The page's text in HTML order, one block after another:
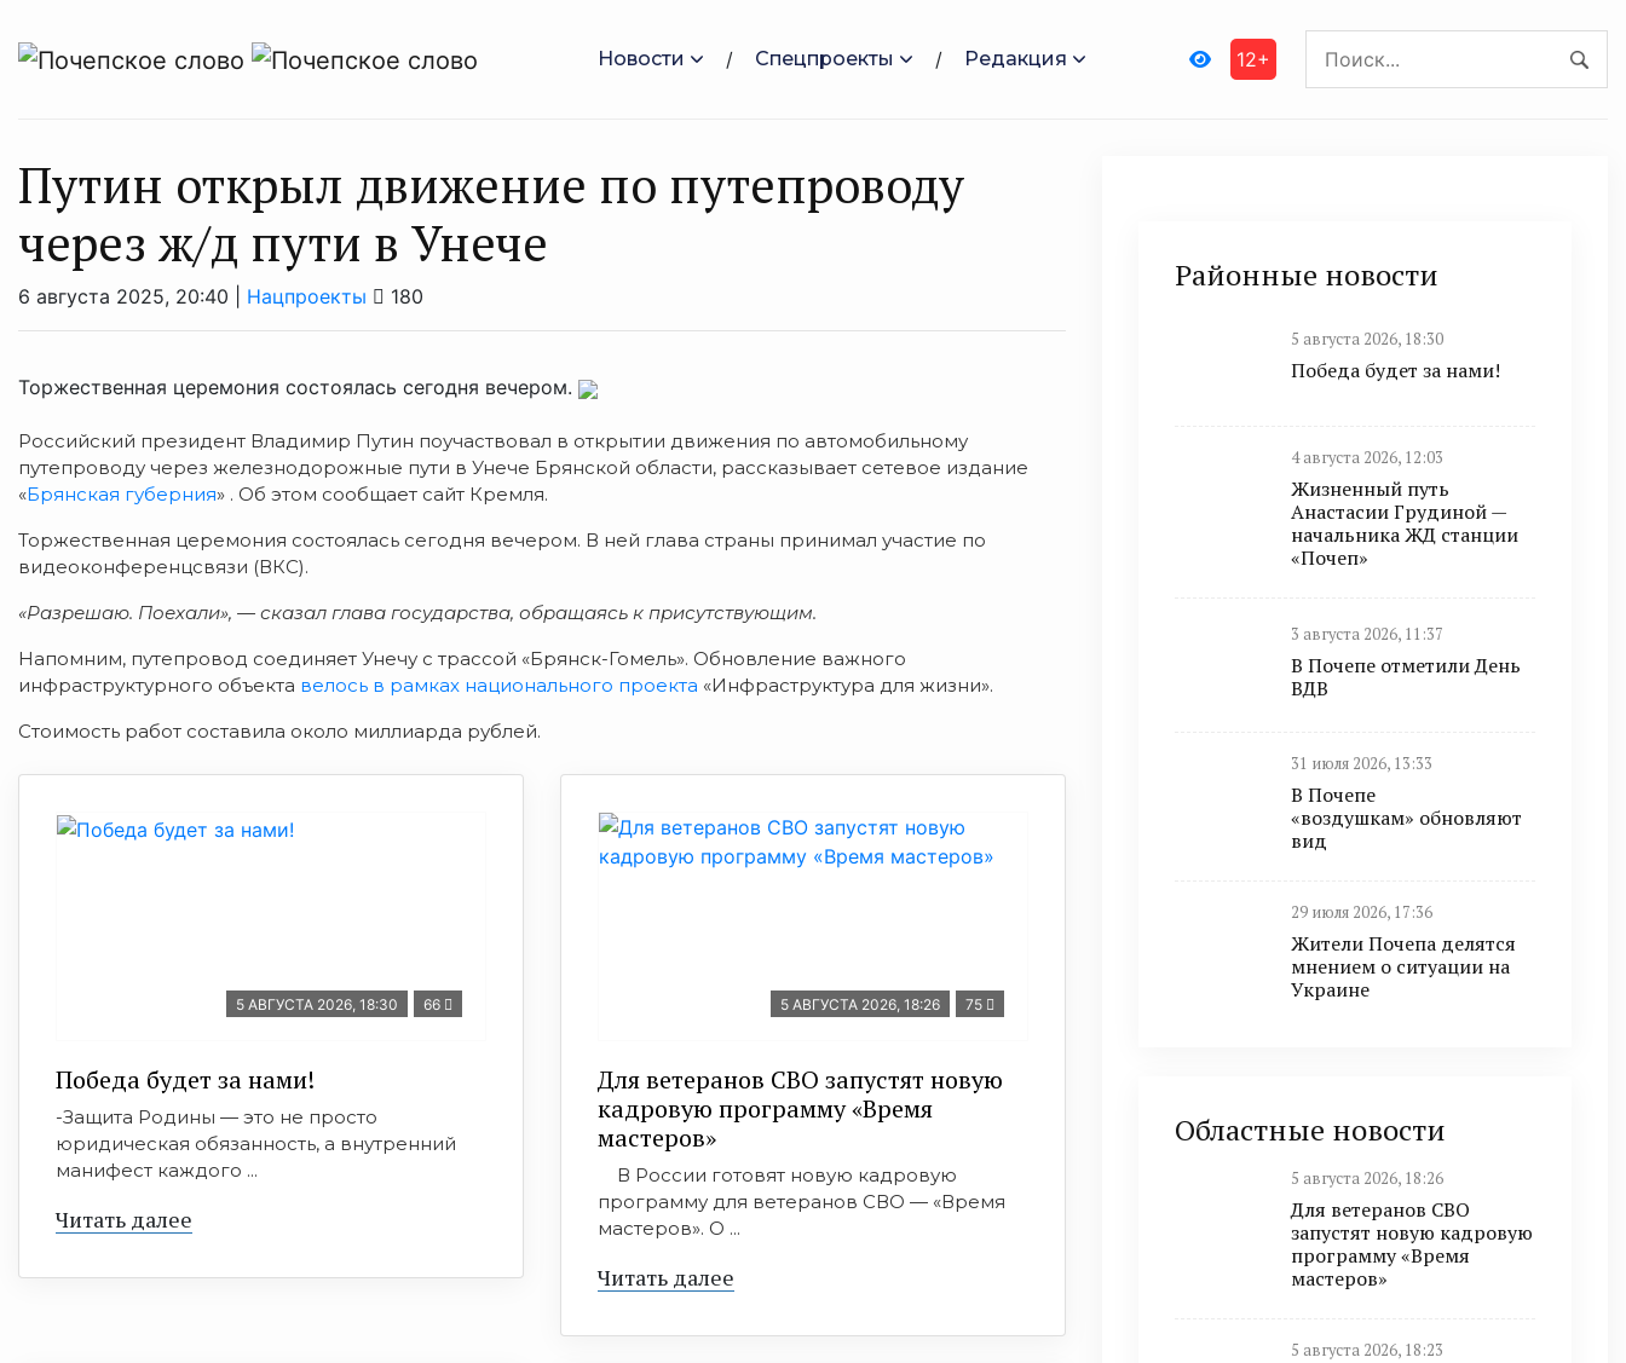
Новости Спецпроекты Редакция 12+
Путин открыл движение по путепроводу
через ж/д пути в Унече
6 августа 2025, 20:40 | Нацпроекты 180
Торжественная церемония состоялась сегодня вечером.
Российский президент Владимир Путин поучаствовал в открытии движения по автомобильному
путепроводу через железнодорожные пути в Унече Брянской области, рассказывает сетевое издание
«Брянская губерния» . Об этом сообщает сайт Кремля.
Торжественная церемония состоялась сегодня вечером. В ней глава страны принимал участие по
видеоконференцсвязи (ВКС).
«Разрешаю. Поехали», — сказал глава государства, обращаясь к присутствующим.
Напомним, путепровод соединяет Унечу с трассой «Брянск-Гомель». Обновление важного
инфраструктурного объекта велось в рамках национального проекта «Инфраструктура для жизни».
Стоимость работ составила около миллиарда рублей.
5 АВГУСТА 2026, 18:30 66
Победа будет за нами!
-Защита Родины — это не просто
юридическая обязанность, а внутренний
манифест каждого ...
Читать далее
5 АВГУСТА 2026, 18:26 75
Для ветеранов СВО запустят новую
кадровую программу «Время
мастеров»
В России готовят новую кадровую
программу для ветеранов СВО — «Время
мастеров». О ...
Читать далее
Районные новости
5 августа 2026, 18:30
Победа будет за нами!
4 августа 2026, 12:03
Жизненный путь
Анастасии Грудиной —
начальника ЖД станции
«Почеп»
3 августа 2026, 11:37
В Почепе отметили День
ВДВ
31 июля 2026, 13:33
В Почепе
«воздушкам» обновляют
вид
29 июля 2026, 17:36
Жители Почепа делятся
мнением о ситуации на
Украине
Областные новости
5 августа 2026, 18:26
Для ветеранов СВО
запустят новую кадровую
программу «Время
мастеров»
5 августа 2026, 18:23